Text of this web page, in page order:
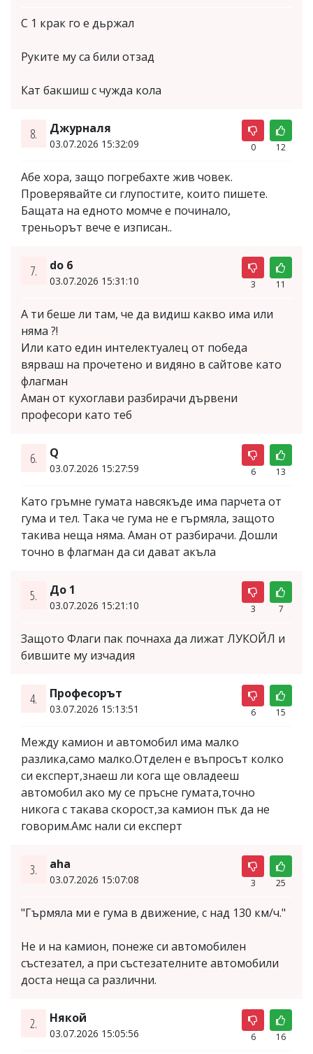
С 1 крак го е дьржал
Руките му са били отзад
Кат бакшиш с чужда кола
8. Джурналя
03.07.2026 15:32:09 0 12
Абе хора, защо погребахте жив човек.
Проверявайте си глупостите, които пишете.
Бащата на едното момче е починало,
треньорът вече е изписан..
7. do 6
03.07.2026 15:31:10 3 11
А ти беше ли там, че да видиш какво има или
няма ?!
Или като един интелектуалец от победа
вярваш на прочетено и видяно в сайтове като
флагман
Аман от кухоглави разбирачи дървени
професори като теб
6. Q
03.07.2026 15:27:59 6 13
Като гръмне гумата навсякъде има парчета от
гума и тел. Така че гума не е гърмяла, защото
такива неща няма. Аман от разбирачи. Дошли
точно в флагман да си дават акъла
5. До 1
03.07.2026 15:21:10 3 7
Защото Флаги пак почнаха да лижат ЛУКОЙЛ и
бившите му изчадия
4. Професорът
03.07.2026 15:13:51 6 15
Между камион и автомобил има малко
разлика,само малко.Отделен е въпросът колко
си експерт,знаеш ли кога ще овладееш
автомобил ако му се пръсне гумата,точно
никога с такава скорост,за камион пък да не
говорим.Амс нали си експерт
3. aha
03.07.2026 15:07:08 3 25
"Гърмяла ми е гума в движение, с над 130 км/ч."
Не и на камион, понеже си автомобилен
състезател, а при състезателните автомобили
доста неща са различни.
2. Някой
03.07.2026 15:05:56 6 16